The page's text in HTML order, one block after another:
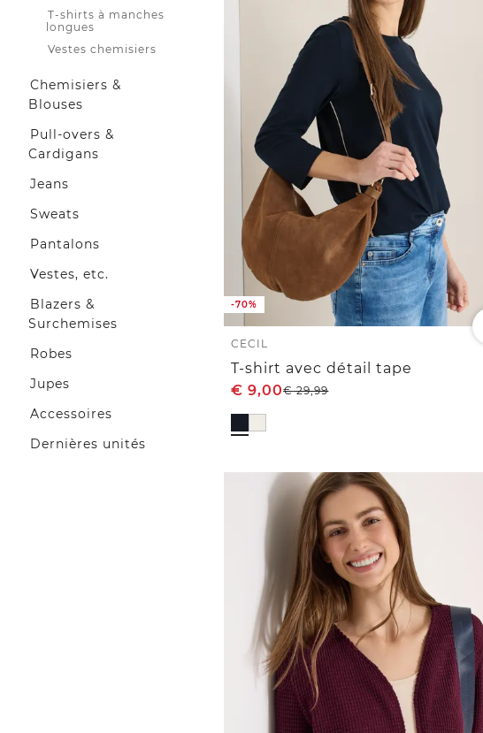
T-shirts à manches
longues
Vestes chemisiers
Chemisiers &
Blouses
Pull-overs &
Cardigans
Jeans
Sweats
Pantalons
Vestes, etc.
Blazers &
Surchemises
Robes
Jupes
Accessoires
Dernières unités
-70%
CECIL
T-shirt avec détail tape
€ 9,00€29,99